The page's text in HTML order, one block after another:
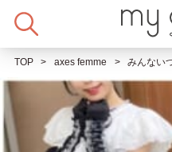
TOP axes femme みんない